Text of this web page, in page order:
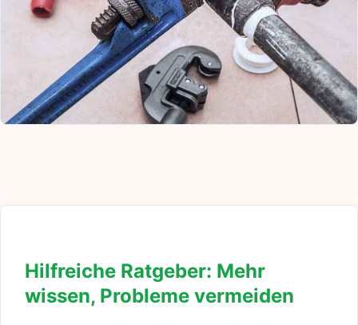
Hilfreiche Ratgeber: Mehr
wissen, Probleme vermeiden